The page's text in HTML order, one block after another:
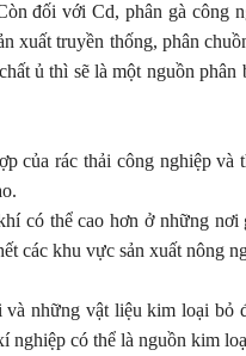
đối với Cd, phân gà công
xuất truyền thống, phân
ủ thì sẽ là một nguồn phân
của rác thải công nghiệp
có thể cao hơn ở những nơi
các khu vực sản xuất nông
và những vật liệu kim loại bỏ
nghiệp có thể là nguồn kim
CÀ PHÊ, HỒ
LẮK XANH KHỎE
SỬ DỤNG SẢN